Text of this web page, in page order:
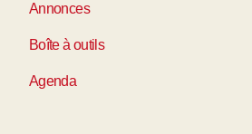
Annonces
Boîte à outils
Agenda